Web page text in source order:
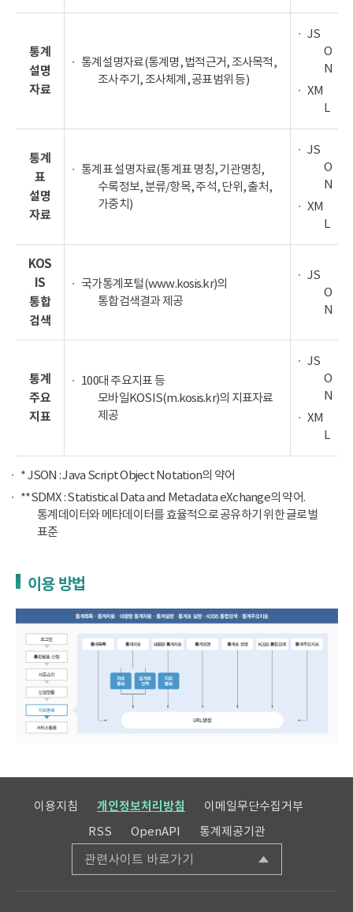
통계
설명
자료
통계설명자료(통계명, 법적근거, 조사목적,
조사주기, 조사체계, 공표범위 등)
JS
O
N
XM
L
통계
표
설명
자료
통계표 설명자료(통계표 명칭, 기관명칭,
수록정보, 분류/항목, 주석, 단위, 출처,
가중치)
JS
O
N
XM
L
KOS
IS
통합
검색
국가통계포털(www.kosis.kr)의
통합검색결과 제공
JS
O
N
통계
주요
지표
100대 주요지표 등
모바일KOSIS(m.kosis.kr)의 지표자료
제공
JS
O
N
XM
L
* JSON : Java Script Object Notation의 약어
**SDMX : Statistical Data and Metadata eXchange의 약어.
통계데이터와 메타데이터를 효율적으로 공유하기 위한 글로벌
표준
이용 방법
이용지침 개인정보처리방침
이메일무단수집거부
RSS
OpenAPI 통계제공기관
관련사이트 바로가기